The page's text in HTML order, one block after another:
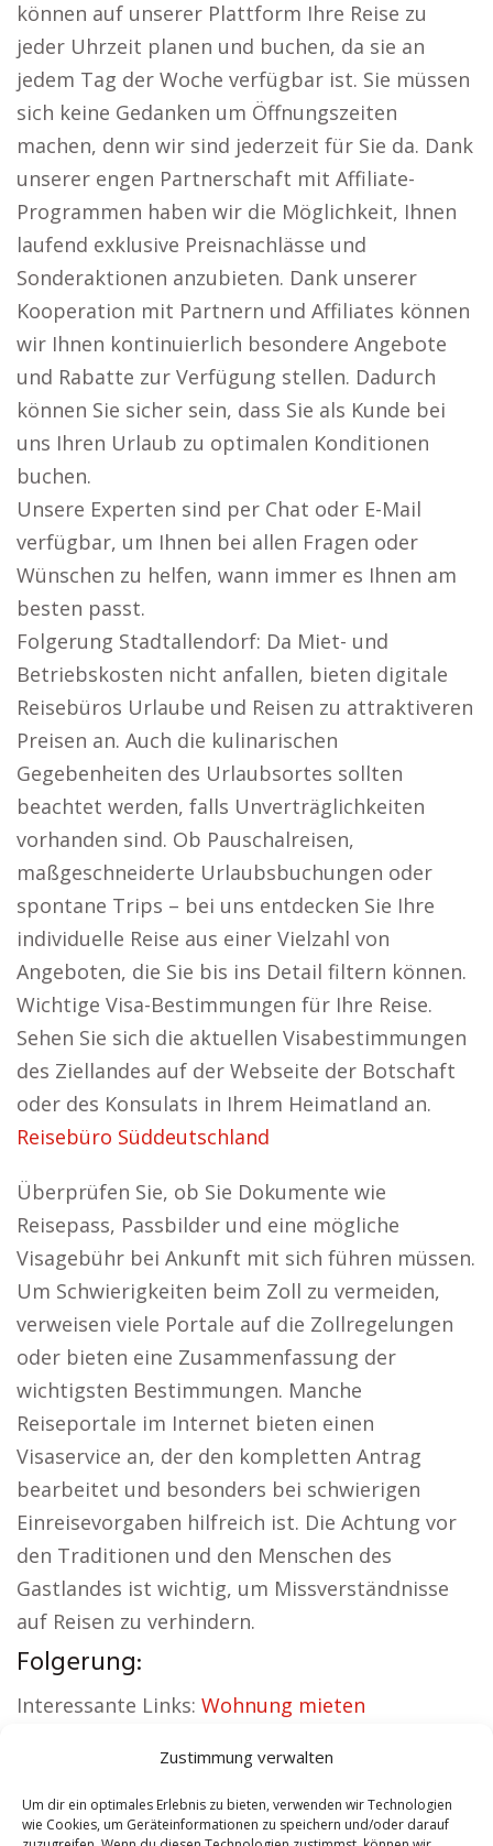
Zustimmung verwalten
Um dir ein optimales Erlebnis zu bieten, verwenden wir Technologien
wie Cookies, um Geräteinformationen zu speichern und/oder darauf
können auf unserer Plattform Ihre Reise zu
jeder Uhrzeit planen und buchen, da sie an
jedem Tag der Woche verfügbar ist. Sie müssen
sich keine Gedanken um Öffnungszeiten
machen, denn wir sind jederzeit für Sie da. Dank
unserer engen Partnerschaft mit Affiliate-
Programmen haben wir die Möglichkeit, Ihnen
laufend exklusive Preisnachlässe und
Sonderaktionen anzubieten. Dank unserer
Kooperation mit Partnern und Affiliates können
wir Ihnen kontinuierlich besondere Angebote
und Rabatte zur Verfügung stellen. Dadurch
können Sie sicher sein, dass Sie als Kunde bei
uns Ihren Urlaub zu optimalen Konditionen
buchen.
Unsere Experten sind per Chat oder E-Mail
verfügbar, um Ihnen bei allen Fragen oder
Wünschen zu helfen, wann immer es Ihnen am
besten passt.
Folgerung Stadtallendorf: Da Miet- und
Betriebskosten nicht anfallen, bieten digitale
Reisebüros Urlaube und Reisen zu attraktiveren
Preisen an. Auch die kulinarischen
Gegebenheiten des Urlaubsortes sollten
beachtet werden, falls Unverträglichkeiten
vorhanden sind. Ob Pauschalreisen,
maßgeschneiderte Urlaubsbuchungen oder
spontane Trips – bei uns entdecken Sie Ihre
individuelle Reise aus einer Vielzahl von
Angeboten, die Sie bis ins Detail filtern können.
Wichtige Visa-Bestimmungen für Ihre Reise.
Sehen Sie sich die aktuellen Visabestimmungen
des Ziellandes auf der Webseite der Botschaft
oder des Konsulats in Ihrem Heimatland an.
Reisebüro Süddeutschland
Überprüfen Sie, ob Sie Dokumente wie
Reisepass, Passbilder und eine mögliche
Visagebühr bei Ankunft mit sich führen müssen.
Um Schwierigkeiten beim Zoll zu vermeiden,
verweisen viele Portale auf die Zollregelungen
oder bieten eine Zusammenfassung der
wichtigsten Bestimmungen. Manche
Reiseportale im Internet bieten einen
Visaservice an, der den kompletten Antrag
bearbeitet und besonders bei schwierigen
Einreisevorgaben hilfreich ist. Die Achtung vor
den Traditionen und den Menschen des
Gastlandes ist wichtig, um Missverständnisse
auf Reisen zu verhindern.
Folgerung:
Interessante Links: Wohnung mieten
Autovermietung Stadtallendorf|
Stadtallendorf|Hauskauf Stadtallendorf|
Hundeschule Stadtallendorf